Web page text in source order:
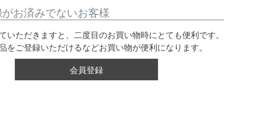
お済みでないお客様
いただきますと、二度目のお買い物時にとても便利です。
をご登録いただけるなどお買い物が便利になります。
会員登録